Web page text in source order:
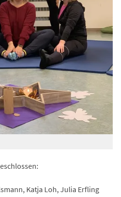
Katja Loh, Julia Erfling